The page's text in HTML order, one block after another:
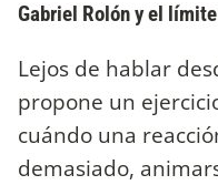
Gabriel Rolón y el
Lejos de hablar
propone un
cuándo una
demasiado,